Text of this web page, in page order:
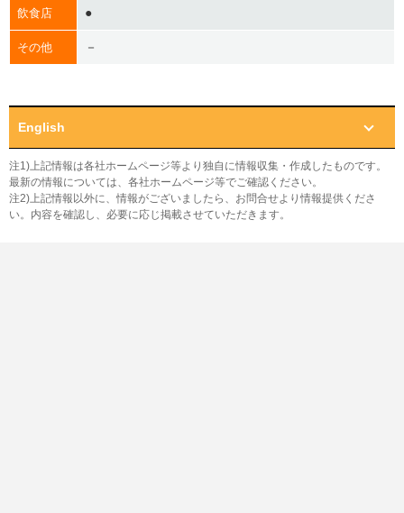
飲食店 ●
その他 －
English
注1)上記情報は各社ホームページ等より独自に情報収集・作成したものです。
最新の情報については、各社ホームページ等でご確認ください。
注2)上記情報以外に、情報がございましたら、お問合せより情報提供くださ
い。内容を確認し、必要に応じ掲載させていただきます。